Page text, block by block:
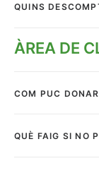
QUINS
ÀREA DE
COM PUC
QUÈ FAIG SI NO